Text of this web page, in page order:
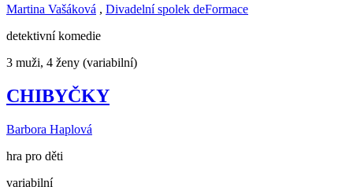
Martina Vašáková , Divadelní spolek deFormace
detektivní komedie
3 muži, 4 ženy (variabilní)
CHIBYČKY
Barbora Haplová
hra pro děti
variabilní